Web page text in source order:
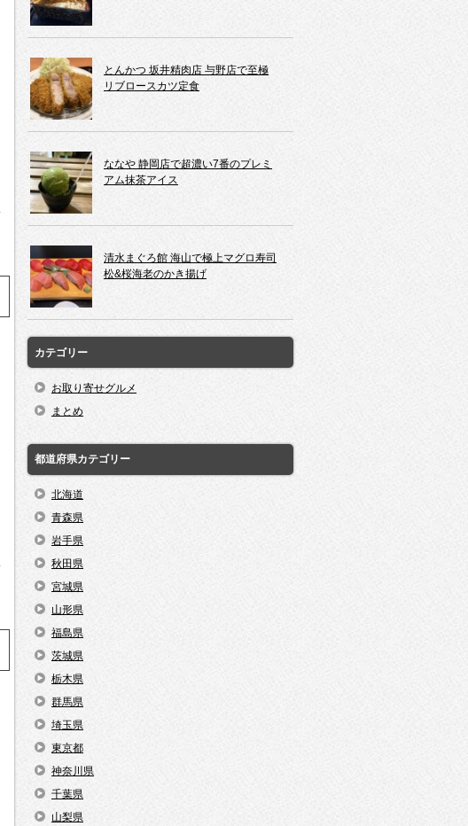
とんかつ 坂井精肉店 与野店で至極
リブロースカツ定食
ななや 静岡店で超濃い7番のプレミ
アム抹茶アイス
清水まぐろ館 海山で極上マグロ寿司
松&桜海老のかき揚げ
カテゴリー
お取り寄せグルメ
まとめ
都道府県カテゴリー
北海道
青森県
岩手県
秋田県
宮城県
山形県
福島県
茨城県
栃木県
群馬県
埼玉県
東京都
神奈川県
千葉県
山梨県